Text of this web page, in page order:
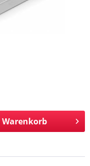
Warenkorb